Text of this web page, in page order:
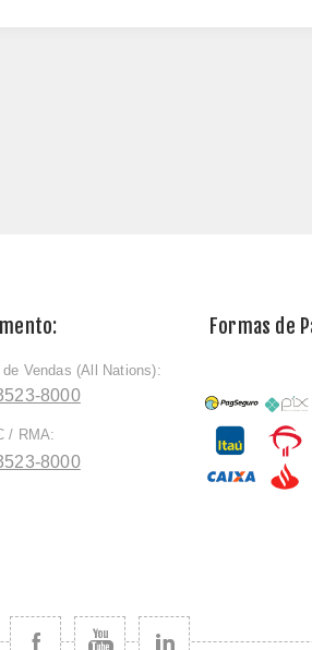
Vendas (All Nations):
8000
/ RMA:
8000
Formas de